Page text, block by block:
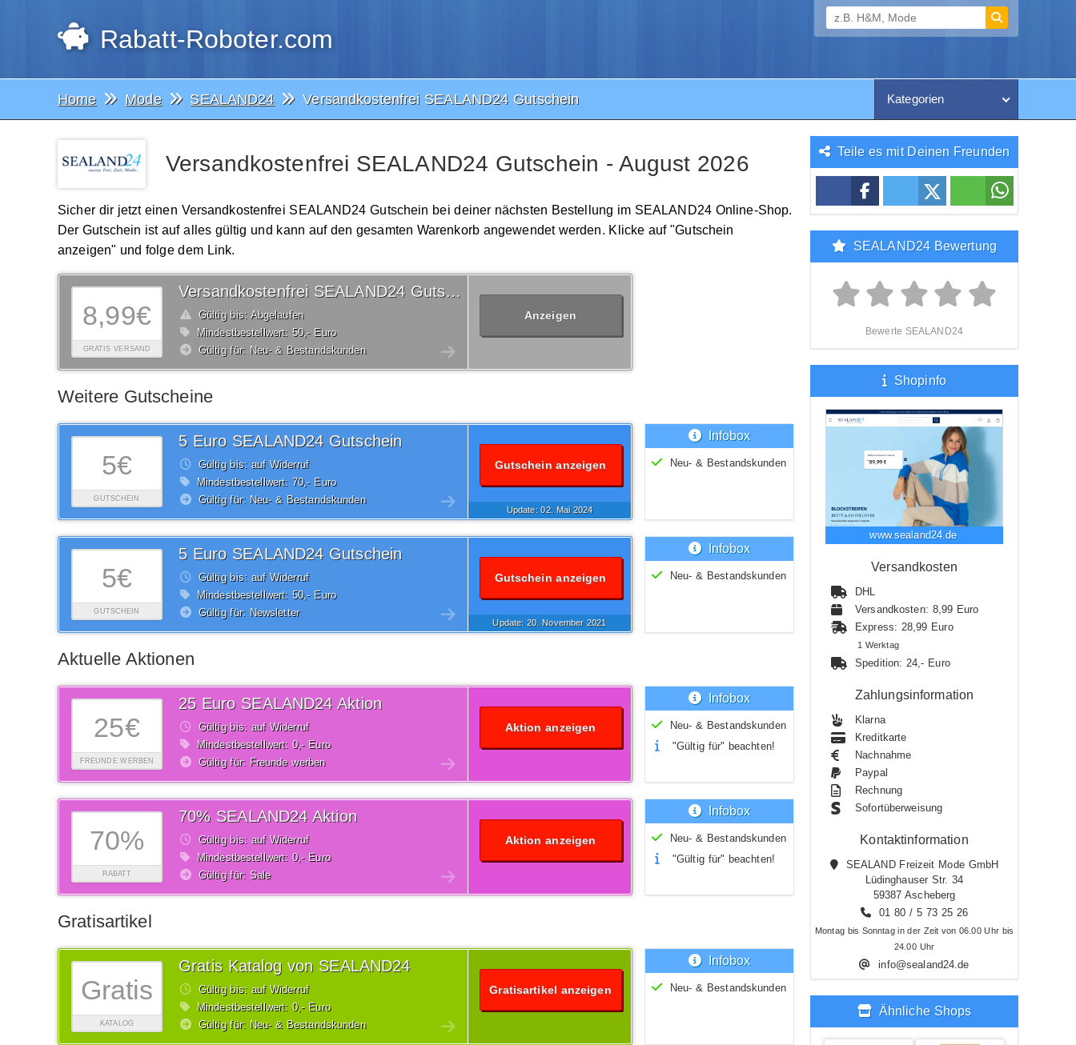
Rabatt-Roboter.com
Home Mode SEALAND24 Versandkostenfrei SEALAND24 Gutschein Kategorien
Versandkostenfrei SEALAND24 Gutschein - August 2026
Sicher dir jetzt einen Versandkostenfrei SEALAND24 Gutschein bei deiner nächsten Bestellung im SEALAND24 Online-Shop.
Der Gutschein ist auf alles gültig und kann auf den gesamten Warenkorb angewendet werden. Klicke auf "Gutschein
anzeigen" und folge dem Link.
8,99€
GRATIS VERSAND
Versandkostenfrei SEALAND24 Gutschein
Gültig bis: Abgelaufen
Mindestbestellwert: 50,- Euro
Gültig für: Neu- & Bestandskunden
Anzeigen
Weitere Gutscheine
5€
GUTSCHEIN
5 Euro SEALAND24 Gutschein
Gültig bis: auf Widerruf
Mindestbestellwert: 70,- Euro
Gültig für: Neu- & Bestandskunden
Gutschein anzeigen
Update: 02. Mai2024
Infobox
Neu- & Bestandskunden
5€
GUTSCHEIN
5 Euro SEALAND24 Gutschein
Gültig bis: auf Widerruf
Mindestbestellwert: 50,- Euro
Gültig für: Newsletter
Gutschein anzeigen
Update: 20. November2021
Infobox
Neu- & Bestandskunden
Aktuelle Aktionen
25€
FREUNDE WERBEN
25 Euro SEALAND24 Aktion
Gültig bis: auf Widerruf
Mindestbestellwert: 0,- Euro
Gültig für: Freunde werben
Aktion anzeigen
Infobox
Neu- & Bestandskunden
"Gültig für" beachten!
70%
RABATT
70% SEALAND24 Aktion
Gültig bis: auf Widerruf
Mindestbestellwert: 0,- Euro
Gültig für: Sale
Aktion anzeigen
Infobox
Neu- & Bestandskunden
"Gültig für" beachten!
Gratisartikel
Gratis
KATALOG
Gratis Katalog von SEALAND24
Gültig bis: auf Widerruf
Mindestbestellwert: 0,- Euro
Gültig für: Neu- & Bestandskunden
Gratisartikel anzeigen
Infobox
Neu- & Bestandskunden
Teile es mit Deinen Freunden
SEALAND24 Bewertung
Bewerte SEALAND24
Shopinfo
www.sealand24.de
Versandkosten
DHL
Versandkosten: 8,99 Euro
Express: 28,99 Euro
1 Werktag
Spedition: 24,- Euro
Zahlungsinformation
Klarna
Kreditkarte
Nachnahme
Paypal
Rechnung
Sofortüberweisung
Kontaktinformation
SEALAND Freizeit Mode GmbH
Lüdinghauser Str. 34
59387 Ascheberg
01 80 / 5 73 25 26
Montag bis Sonntag in der Zeit von 06.00 Uhr bis
24.00 Uhr
info@sealand24.de
Ähnliche Shops